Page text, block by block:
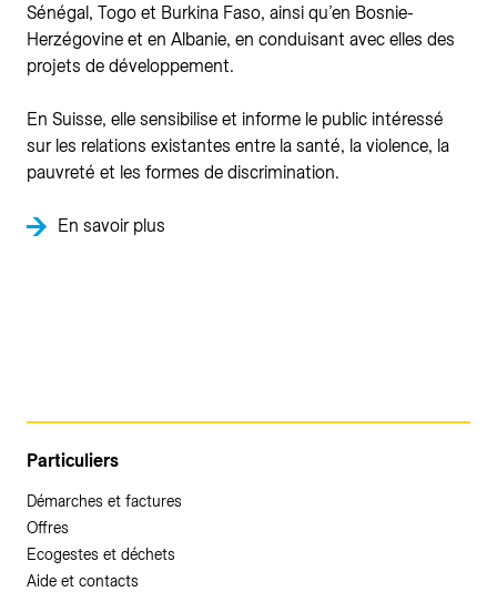
Sénégal, Togo et Burkina Faso, ainsi qu’en Bosnie-
Herzégovine et en Albanie, en conduisant avec elles des
projets de développement.
En Suisse, elle sensibilise et informe le public intéressé
sur les relations existantes entre la santé, la violence, la
pauvreté et les formes de discrimination.
En savoir plus
Particuliers
Démarches et factures
Offres
Ecogestes et déchets
Aide et contacts